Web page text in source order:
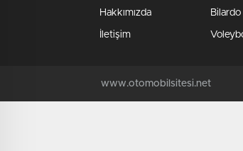
Hakkımızda
İletişim
Bilardo
www.otomobilsitesi.net